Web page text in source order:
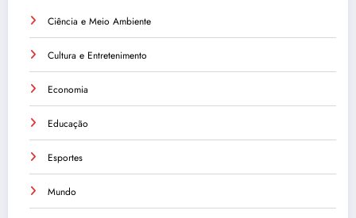
Ciência e Meio Ambiente
Cultura e Entretenimento
Economia
Educação
Esportes
Mundo